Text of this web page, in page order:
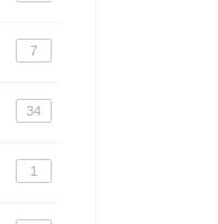
7
34
1